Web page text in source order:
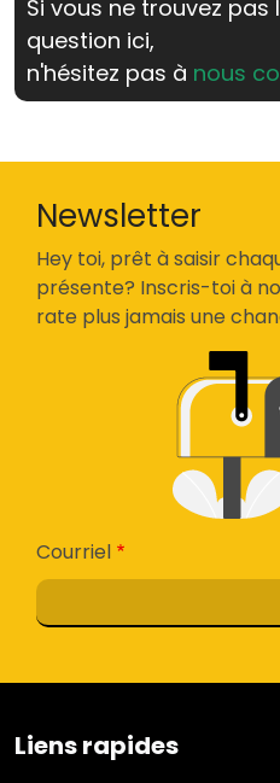
Si vous ne trouvez
question ici,
n'hésitez pas à nous
Newsletter
Hey toi, prêt à saisir
présente? Inscris-toi à
rate plus jamais une
Courriel
Liens rapides